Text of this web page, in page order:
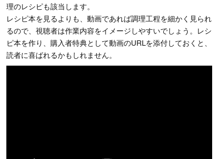
理のレシピも該当します。
レシピ本を見るよりも、動画であれば調理工程を細かく見られ
るので、視聴者は作業内容をイメージしやすいでしょう。レシ
ピ本を作り、購入者特典として動画のURLを添付しておくと、
読者に喜ばれるかもしれません。